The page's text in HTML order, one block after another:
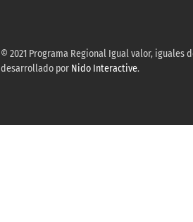
© 2021 Programa Regional Igual valor, iguales
desarrollado por Nido Interactive.